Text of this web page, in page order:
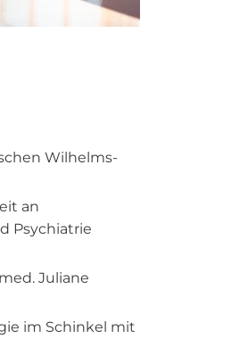
Wilhelms-
an
Psychiatrie
Juliane
im Schinkel mit